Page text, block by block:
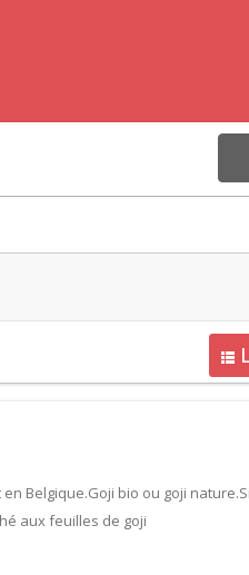
Belgique.Goji bio ou goji
aux feuilles de goji